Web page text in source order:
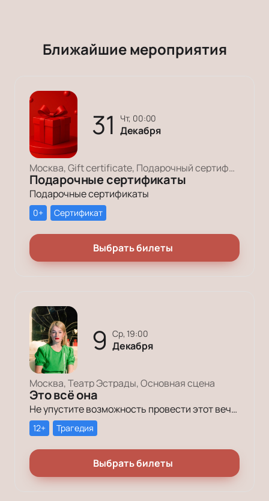
Ближайшие мероприятия
31 чт, 00:00
Декабря
Москва, Gift certificate, Подарочный сертификат
Подарочные сертификаты
Подарочные сертификаты
0+ Сертификат
Выбрать билеты
9 ср, 19:00
Декабря
Москва, Театр Эстрады, Основная сцена
Это всё она
Не упустите возможность провести этот вечер в компании героев постановки «Это всё она»!
12+ Трагедия
Выбрать билеты